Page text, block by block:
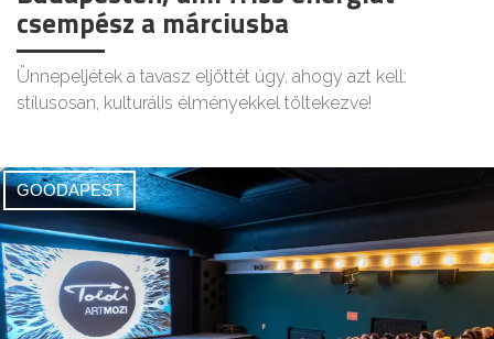
csempész a márciusba
Ünnepeljétek a tavasz eljöttét úgy, ahogy azt kell:
stílusosan, kulturális élményekkel töltekezve!
GOODAPEST